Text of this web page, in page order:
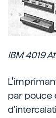
IBM 4019
par pouce